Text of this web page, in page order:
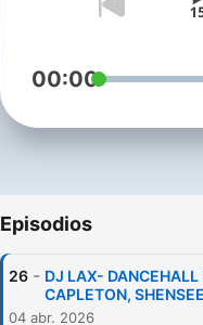
00:00
Episodios
26 - DJ LAX-
CAPLETON,
04 abr. 2026